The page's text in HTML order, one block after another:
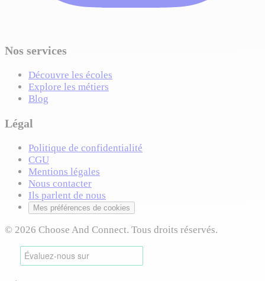
Nos services
Découvre les écoles
Explore les métiers
Blog
Légal
Politique de confidentialité
CGU
Mentions légales
Nous contacter
Ils parlent de nous
Mes préférences de cookies
© 2026 Choose And Connect. Tous droits réservés.